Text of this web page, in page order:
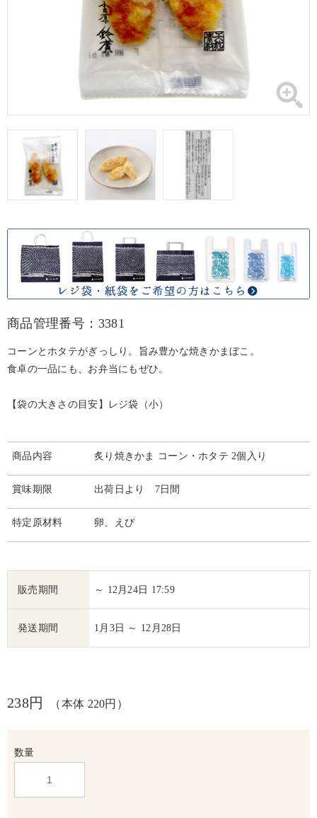
商品管理番号：3381
コーンとホタテがぎっしり。旨み豊かな焼きかまぼこ。
食卓の一品にも、お弁当にもぜひ。
【袋の大きさの目安】レジ袋（小）
商品内容 炙り焼きかま コーン・ホタテ 2個入り
賞味期限 出荷日より 7日間
特定原材料 卵、えび
販売期間 ～ 12月24日 17:59
発送期間 1月3日 ～ 12月28日
238円 （本体 220円）
数量